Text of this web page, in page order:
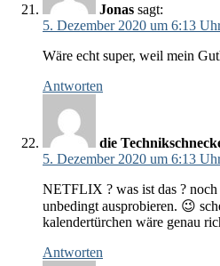
Jonas sagt:
5. Dezember 2020 um 6:13
Wäre echt super, weil mein
Antworten
die
5. Dezember 2020 um 6:13
NETFLIX ? was ist das ?
unbedingt ausprobieren. 😉
kalendertürchen wäre genau
Antworten